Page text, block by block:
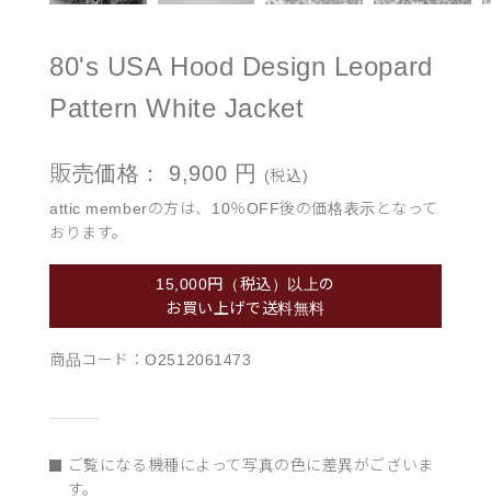
80's USA Hood Design Leopard
Pattern White Jacket
販売価格： 9,900 円
(税込)
attic memberの方は、10％OFF後の価格表示となって
おります。
15,000円（税込）以上の
お買い上げで送料無料
商品コード：O2512061473
ご覧になる機種によって写真の色に差異がございま
す。